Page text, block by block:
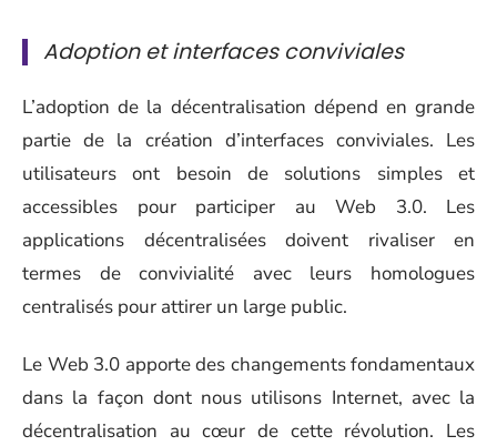
Adoption et interfaces conviviales
L’adoption de la décentralisation dépend en grande
partie de la création d’interfaces conviviales. Les
utilisateurs ont besoin de solutions simples et
accessibles pour participer au Web 3.0. Les
applications décentralisées doivent rivaliser en
termes de convivialité avec leurs homologues
centralisés pour attirer un large public.
Le Web 3.0 apporte des changements fondamentaux
dans la façon dont nous utilisons Internet, avec la
décentralisation au cœur de cette révolution. Les